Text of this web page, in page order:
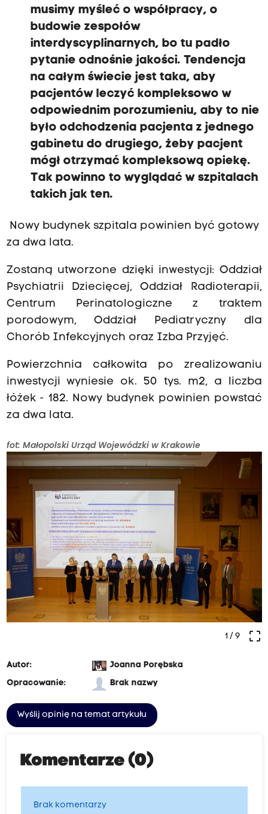
musimy myśleć o współpracy, o
budowie zespołów
interdyscyplinarnych, bo tu padło
pytanie odnośnie jakości. Tendencja
na całym świecie jest taka, aby
pacjentów leczyć kompleksowo w
odpowiednim porozumieniu, aby to nie
było odchodzenia pacjenta z jednego
gabinetu do drugiego, żeby pacjent
mógł otrzymać kompleksową opiekę.
Tak powinno to wyglądać w szpitalach
takich jak ten.
Nowy budynek szpitala powinien być gotowy
za dwa lata.
Zostaną utworzone dzięki inwestycji: Oddział
Psychiatrii Dziecięcej, Oddział Radioterapii,
Centrum Perinatologiczne z traktem
porodowym, Oddział Pediatryczny dla
Chorób Infekcyjnych oraz Izba Przyjęć.
Powierzchnia całkowita po zrealizowaniu
inwestycji wyniesie ok. 50 tys. m2, a liczba
łóżek - 182. Nowy budynek powinien powstać
za dwa lata.
fot: Małopolski Urząd Wojewódzki w Krakowie
crop_free
1/ 9
Autor:
Joanna Porębska
Opracowanie:
Brak nazwy
Wyślij opinię na temat artykułu
Komentarze (0)
Brak komentarzy